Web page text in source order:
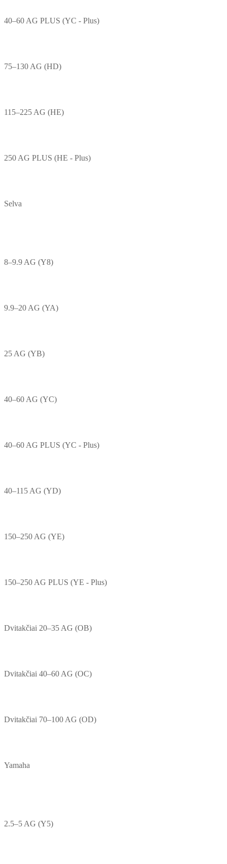
40–60 AG PLUS (YC - Plus)
75–130 AG (HD)
115–225 AG (HE)
250 AG PLUS (HE - Plus)
Selva
8–9.9 AG (Y8)
9.9–20 AG (YA)
25 AG (YB)
40–60 AG (YC)
40–60 AG PLUS (YC - Plus)
40–115 AG (YD)
150–250 AG (YE)
150–250 AG PLUS (YE - Plus)
Dvitakčiai 20–35 AG (OB)
Dvitakčiai 40–60 AG (OC)
Dvitakčiai 70–100 AG (OD)
Yamaha
2.5–5 AG (Y5)